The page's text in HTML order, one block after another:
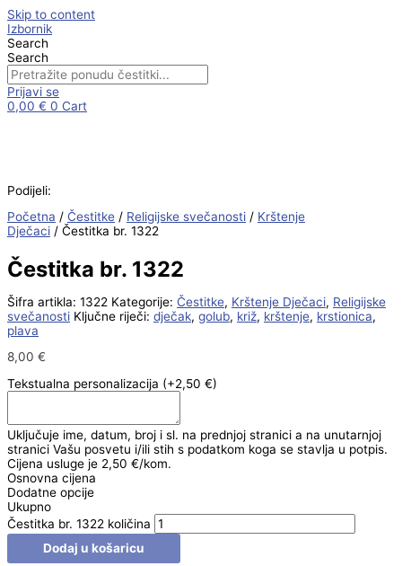
Skip to content
Izbornik
Search
Search
Prijavi se
0,00 € 0 Cart
Podijeli:
Početna / Čestitke / Religijske svečanosti / Krštenje
Dječaci / Čestitka br. 1322
Čestitka br. 1322
Šifra artikla: 1322 Kategorije: Čestitke, Krštenje Dječaci, Religijske
svečanosti Ključne riječi: dječak, golub, križ, krštenje, krstionica,
plava
8,00 €
Tekstualna personalizacija (+2,50 €)
Uključuje ime, datum, broj i sl. na prednjoj stranici a na unutarnjoj
stranici Vašu posvetu i/ili stih s podatkom koga se stavlja u potpis.
Cijena usluge je 2,50 €/kom.
Osnovna cijena
Dodatne opcije
Ukupno
Čestitka br. 1322 količina
Dodaj u košaricu